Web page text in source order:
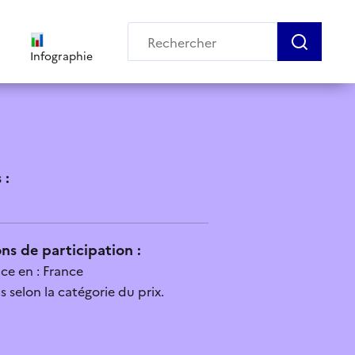
Infographie
:
de participation :
en : France
selon la catégorie du prix.